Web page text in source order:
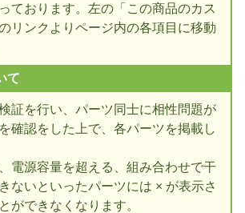
ております。左の「この商品のカス
リンクよりページ内の各項目に移動
て
証を行い、パーツ同士に相性問題が
確認をした上で、各パーツを掲載し
電源容量を超える、組み合わせで干
ないといったパーツには × が表示さ
ができなくなります。